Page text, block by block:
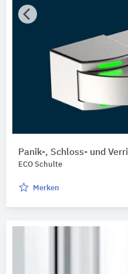
Panik-, Schloss- und
ECO Schulte
Merken